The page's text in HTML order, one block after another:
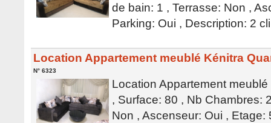
de bain: 1 , Terrasse: Non ,
Parking: Oui , Description: 2
Location Appartement meublé Kénitra
N° 6323
Location Appartement
, Surface: 80 , Nb Chambres:
Non , Ascenseur: Oui , Etage: